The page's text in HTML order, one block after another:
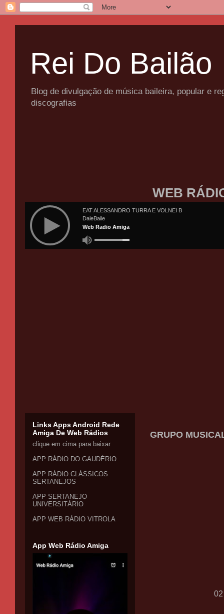
Rei Do Bailão
Blog de divulgação de música baileira, popular e
discografias
WEB
GRUPO
Links Apps Android Rede
Amiga De Web Rádios
clique em cima para baixar
APP RÁDIO DO GAUDÉRIO
APP RÁDIO CLÁSSICOS
SERTANEJOS
APP SERTANEJO
UNIVERSITÁRIO
APP WEB RÁDIO VITROLA
App Web Rádio Amiga